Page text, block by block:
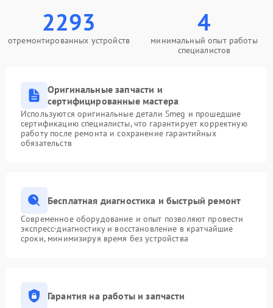
2293
отремонтированных устройств
4
минимальный опыт работы
специалистов
Оригинальные запчасти и
сертифицированные мастера
Используются оригинальные детали Smeg и прошедшие
сертификацию специалисты, что гарантирует корректную
работу после ремонта и сохранение гарантийных
обязательств
Бесплатная диагностика и быстрый ремонт
Современное оборудование и опыт позволяют провести
экспресс-диагностику и восстановление в кратчайшие
сроки, минимизируя время без устройства
Гарантия на работы и запчасти